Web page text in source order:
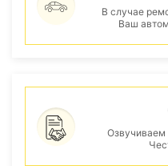
В случае
Ваш
Озвучиваем